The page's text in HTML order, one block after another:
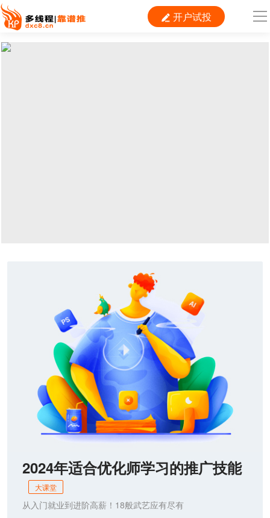
 开户试投
导
联系我们
2024年适合优化师学习的推广技能
大课堂
从入门就业到进阶高薪！18般武艺应有尽有